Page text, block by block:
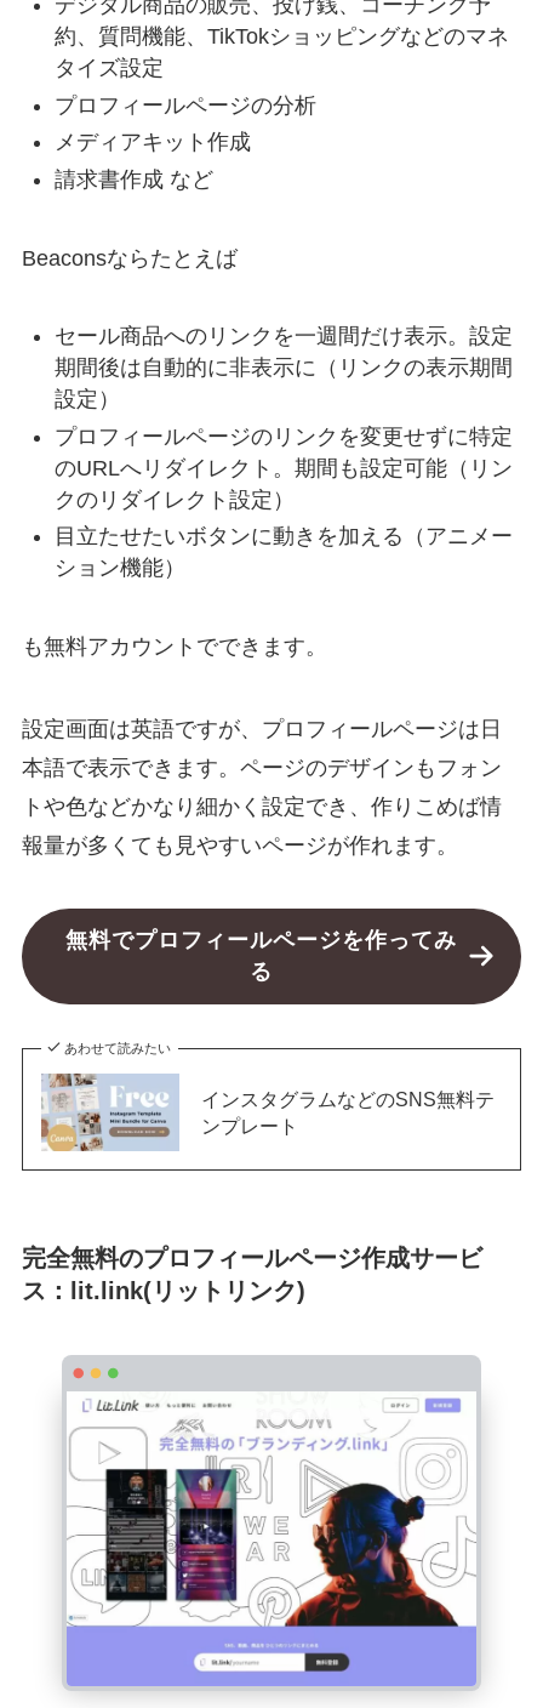
デジタル商品の販売、投げ銭、コーチング予
約、質問機能、TikTokショッピングなどのマネ
タイズ設定
プロフィールページの分析
メディアキット作成
請求書作成 など
Beaconsならたとえば
セール商品へのリンクを一週間だけ表示。設定
期間後は自動的に非表示に（リンクの表示期間
設定）
プロフィールページのリンクを変更せずに特定
のURLへリダイレクト。期間も設定可能（リン
クのリダイレクト設定）
目立たせたいボタンに動きを加える（アニメー
ション機能）
も無料アカウントでできます。
設定画面は英語ですが、プロフィールページは日
本語で表示できます。ページのデザインもフォン
トや色などかなり細かく設定でき、作りこめば情
報量が多くても見やすいページが作れます。
無料でプロフィールページを作ってみ
る
あわせて読みたい
インスタグラムなどのSNS無料テ
ンプレート
完全無料のプロフィールページ作成サービ
ス：lit.link(リットリンク)